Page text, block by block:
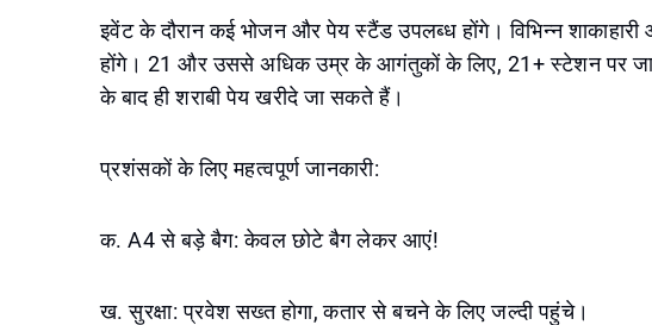
इवेंट के दौरान कई भोजन और पेय स्टैंड उपलब्ध होंगे। विभिन्न
होंगे। 21 और उससे अधिक उम्र के आगंतुकों के लिए, 21+ स्टेशन पर
के बाद ही शराबी पेय खरीदे जा सकते हैं।
प्रशंसकों के लिए महत्वपूर्ण जानकारी:
क. A4 से बड़े बैग: केवल छोटे बैग लेकर आएं!
ख. सुरक्षा: प्रवेश सख्त होगा, कतार से बचने के लिए जल्दी पहुंचे।